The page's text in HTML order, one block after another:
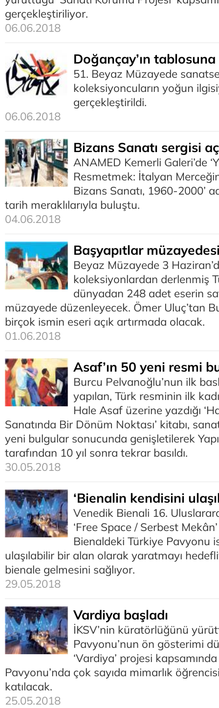
gerçekleştiriliyor.
06.06.2018
Doğançay’ın
51. Beyaz Müzayede
koleksiyoncuların yoğun
gerçekleştirildi.
06.06.2018
Bizans Sanatı sergisi
ANAMED Kemerli Galeri’de
Resmetmek: İtalyan
Bizans Sanatı, 1960-2000’
tarih meraklılarıyla buluştu.
04.06.2018
Başyapıtlar
Beyaz Müzayede 3
koleksiyonlardan derlenmiş
dünyadan 248 adet eserin
müzayede düzenleyecek. Ömer Uluç’tan
birçok ismin eseri açık artırmada olacak.
01.06.2018
Asaf’ın 50 yeni resmi
Burcu Pelvanoğlu’nun ilk
yapılan, Türk resminin ilk
Hale Asaf üzerine yazdığı
Sanatında Bir Dönüm Noktası’ kitabı,
yeni bulgular sonucunda genişletilerek Yapı
tarafından 10 yıl sonra tekrar basıldı.
30.05.2018
‘Bienalin kendisini
Venedik Bienali 16.
‘Free Space / Serbest Mekân’
Bienaldeki Türkiye Pavyonu
ulaşılabilir bir alan olarak yaratmayı
bienale gelmesini sağlıyor.
29.05.2018
Vardiya başladı
İKSV’nin küratörlüğünü
Pavyonu’nun ön gösterimi
‘Vardiya’ projesi
Pavyonu’nda çok sayıda mimarlık
katılacak.
25.05.2018